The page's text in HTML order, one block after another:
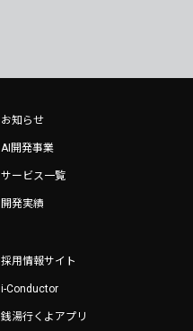
お知らせ
AI開発事業
サービス一覧
開発実績
採用情報サイト
i-Conductor
銭湯行くよアプリ